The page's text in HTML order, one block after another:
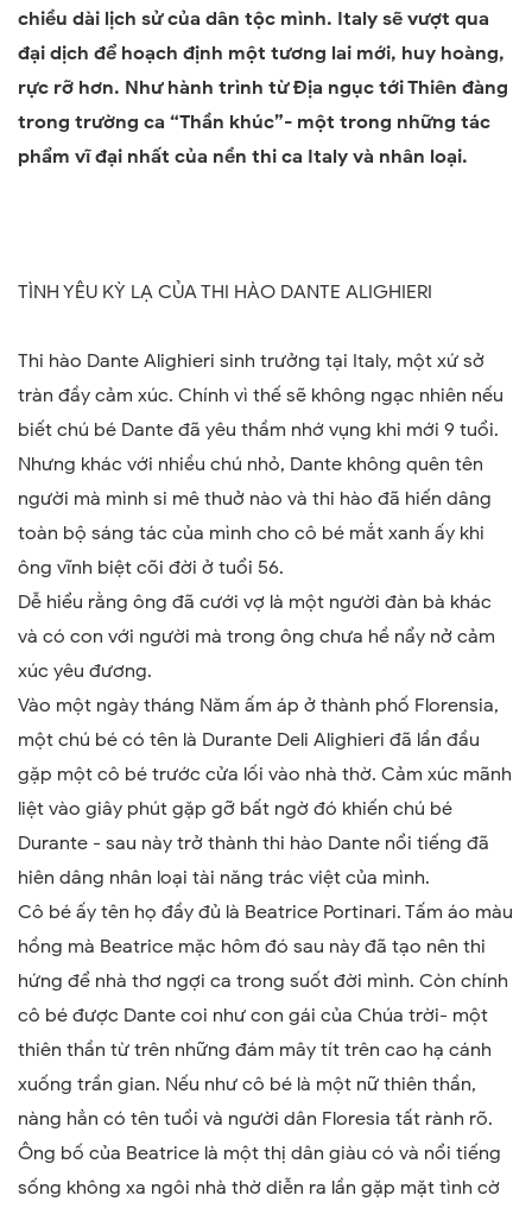
chiều dài lịch sử của dân tộc mình. Italy sẽ vượt qua
đại dịch để hoạch định một tương lai mới, huy hoàng,
rực rỡ hơn. Như hành trình từ Địa ngục tới Thiên đàng
trong trường ca “Thần khúc”- một trong những tác
phẩm vĩ đại nhất của nền thi ca Italy và nhân loại.
TÌNH YÊU KỲ LẠ CỦA THI HÀO DANTE ALIGHIERI
Thi hào Dante Alighieri sinh trưởng tại Italy, một xứ sở
tràn đầy cảm xúc. Chính vì thế sẽ không ngạc nhiên nếu
biết chú bé Dante đã yêu thầm nhớ vụng khi mới 9 tuổi.
Nhưng khác với nhiều chú nhỏ, Dante không quên tên
người mà mình si mê thuở nào và thi hào đã hiến dâng
toàn bộ sáng tác của mình cho cô bé mắt xanh ấy khi
ông vĩnh biệt cõi đời ở tuổi 56.
Dễ hiểu rằng ông đã cưới vợ là một người đàn bà khác
và có con với người mà trong ông chưa hề nẩy nở cảm
xúc yêu đương.
Vào một ngày tháng Năm ấm áp ở thành phố Florensia,
một chú bé có tên là Durante Deli Alighieri đã lần đầu
gặp một cô bé trước cửa lối vào nhà thờ. Cảm xúc mãnh
liệt vào giây phút gặp gỡ bất ngờ đó khiến chú bé
Durante - sau này trở thành thi hào Dante nổi tiếng đã
hiên dâng nhân loại tài năng trác việt của mình.
Cô bé ấy tên họ đầy đủ là Beatrice Portinari. Tấm áo màu
hồng mà Beatrice mặc hôm đó sau này đã tạo nên thi
hứng để nhà thơ ngợi ca trong suốt đời mình. Còn chính
cô bé được Dante coi như con gái của Chúa trời- một
thiên thần từ trên những đám mây tít trên cao hạ cánh
xuống trần gian. Nếu như cô bé là một nữ thiên thần,
nàng hẳn có tên tuổi và người dân Floresia tất rành rõ.
Ông bố của Beatrice là một thị dân giàu có và nổi tiếng
sống không xa ngôi nhà thờ diễn ra lần gặp mặt tình cờ